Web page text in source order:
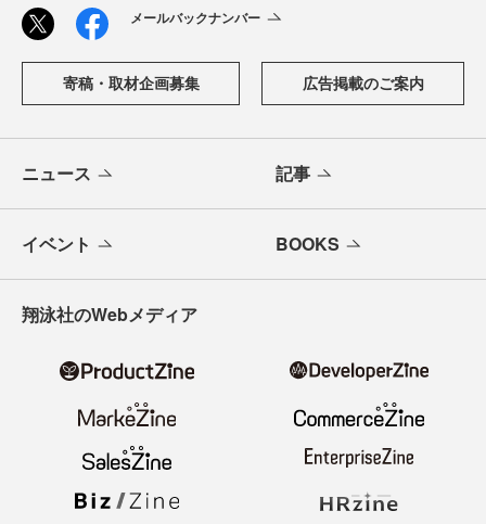
メールバックナンバー
寄稿・取材企画募集 広告掲載のご案内
ニュース 記事
イベント BOOKS
翔泳社のWebメディア